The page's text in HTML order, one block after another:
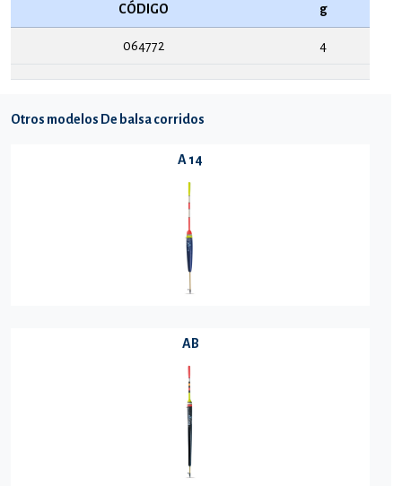
CÓDIGO g
064772 4
Otros modelos De balsa corridos
A 14
AB